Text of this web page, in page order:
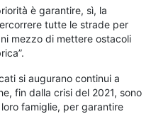
è garantire, sì, la
tutte le strade per
mezzo di mettere ostacoli
si augurano continui a
fin dalla crisi del 2021, sono
famiglie, per garantire